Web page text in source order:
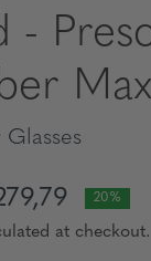
-
Max
20%
at checkout.